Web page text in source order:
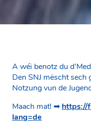
A wéi benotz du
Den SNJ mëscht sech
Notzung vun de
Maach mat! ➡ https://
lang=de